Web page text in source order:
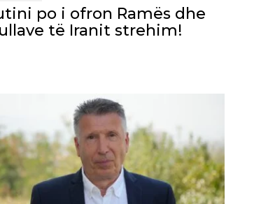
po i ofron Ramës dhe
të Iranit strehim!